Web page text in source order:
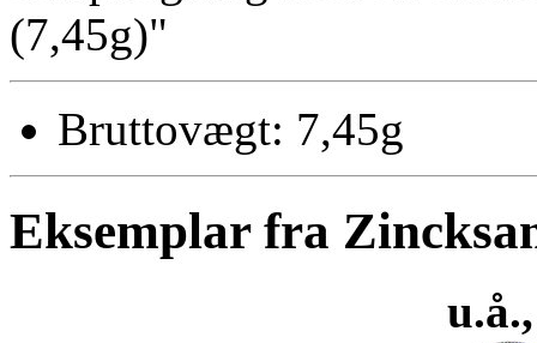
(7,45g)"
Bruttovægt: 7,45g
Eksemplar fra